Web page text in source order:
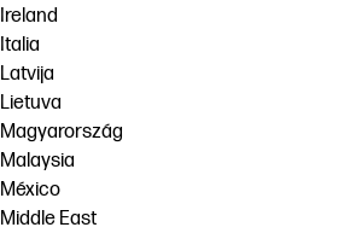
Ireland
Italia
Latvija
Lietuva
Magyarország
Malaysia
México
Middle East